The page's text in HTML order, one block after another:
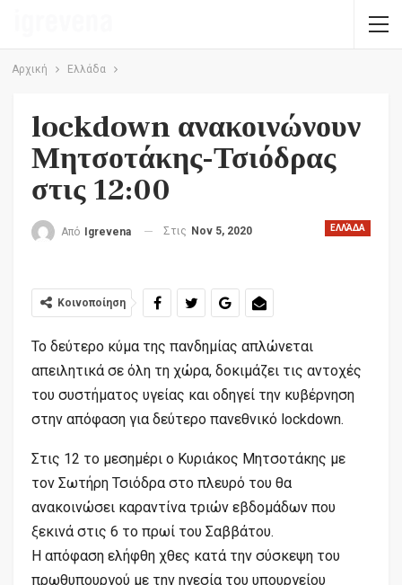
Αρχική Ελλάδα
lockdown ανακοινώνουν
Μητσοτάκης-Τσιόδρας
στις 12:00
ΕΛΛΆΔΑ
Από Igrevena Στις Nov 5, 2020
Κοινοποίηση
Το δεύτερο κύμα της πανδημίας απλώνεται
απειλητικά σε όλη τη χώρα, δοκιμάζει τις αντοχές
του συστήματος υγείας και οδηγεί την κυβέρνηση
στην απόφαση για δεύτερο πανεθνικό lockdown.
Στις 12 το μεσημέρι ο Κυριάκος Μητσοτάκης με
τον Σωτήρη Τσιόδρα στο πλευρό του θα
ανακοινώσει καραντίνα τριών εβδομάδων που
ξεκινά στις 6 το πρωί του Σαββάτου.
Η απόφαση ελήφθη χθες κατά την σύσκεψη του
πρωθυπουργού με την ηγεσία του υπουργείου